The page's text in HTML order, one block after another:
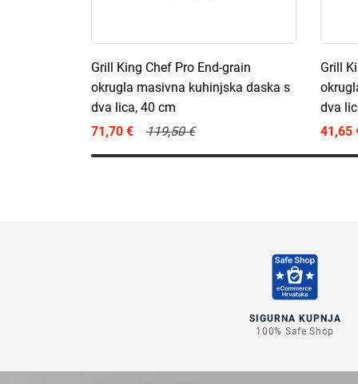
Grill King Chef Pro End-grain
okrugla masivna kuhinjska daska s
dva lica, 40 cm
71,70 €
119,50 €
Grill
dva
41,65
SIGURNA KUPNJA
100% Safe Shop